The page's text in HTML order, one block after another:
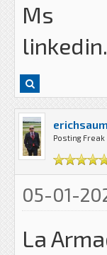
Ms
Posting Freak
05-01-
La